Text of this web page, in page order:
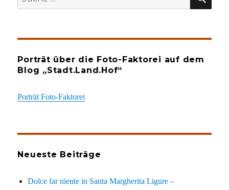
nach:
Porträt über die Foto-Faktorei auf dem
Blog „Stadt.Land.Hof“
Porträt Foto-Faktorei
Neueste Beiträge
Dolce far niente in Santa Margherita Ligure –